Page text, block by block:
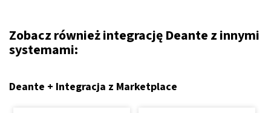
Zobacz również integrację Deante z innymi
systemami:
Deante + Integracja z Marketplace